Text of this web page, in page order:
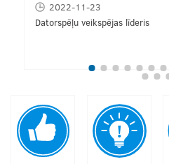
2022-11-23
Datorspēļu veikspējas līderis